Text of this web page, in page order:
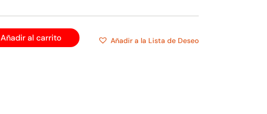
Añadir al carrito Añadir a la Lista de Deseo